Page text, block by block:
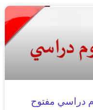
دراسي مفتوح